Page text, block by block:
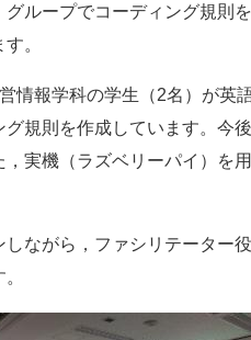
ループでコーディング規則
。
報学科の学生（2名）が英
規則を作成しています。今後
実機（ラズベリーパイ）を
ながら，ファシリテーター